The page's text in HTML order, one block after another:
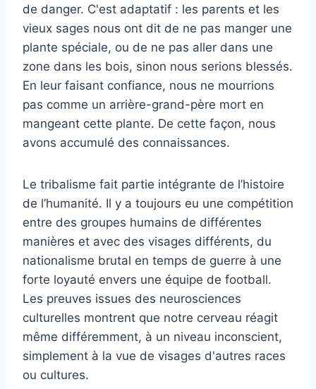
de danger. C'est adaptatif : les parents et les
vieux sages nous ont dit de ne pas manger une
plante spéciale, ou de ne pas aller dans une
zone dans les bois, sinon nous serions blessés.
En leur faisant confiance, nous ne mourrions
pas comme un arrière-grand-père mort en
mangeant cette plante. De cette façon, nous
avons accumulé des connaissances.
Le tribalisme fait partie intégrante de l’histoire
de l’humanité. Il y a toujours eu une compétition
entre des groupes humains de différentes
manières et avec des visages différents, du
nationalisme brutal en temps de guerre à une
forte loyauté envers une équipe de football.
Les preuves issues des neurosciences
culturelles montrent que notre cerveau réagit
même différemment, à un niveau inconscient,
simplement à la vue de visages d'autres races
ou cultures.